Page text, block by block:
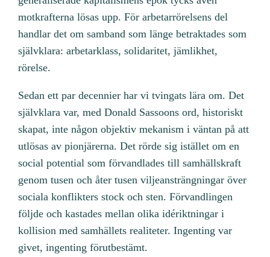
motkrafterna lösas upp. För arbetarrörelsens del
handlar det om samband som länge betraktades som
självklara: arbetarklass, solidaritet, jämlikhet,
rörelse.
Sedan ett par decennier har vi tvingats lära om. Det
självklara var, med Donald Sassoons ord, historiskt
skapat, inte någon objektiv mekanism i väntan på att
utlösas av pionjärerna. Det rörde sig istället om en
social potential som förvandlades till samhällskraft
genom tusen och åter tusen viljeansträngningar över
sociala konflikters stock och sten. Förvandlingen
följde och kastades mellan olika idériktningar i
kollision med samhällets realiteter. Ingenting var
givet, ingenting förutbestämt.